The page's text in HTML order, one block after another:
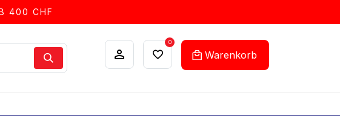
400 CHF
0
Warenkorb